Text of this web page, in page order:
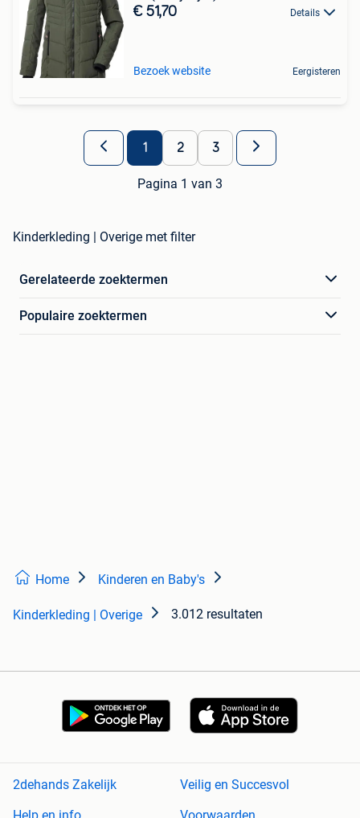
€ 51,70 Details
Bezoek website Eergisteren
1 2 3
Pagina 1 van 3
Kinderkleding | Overige met filter
Gerelateerde zoektermen
Populaire zoektermen
Home Kinderen en Baby's
Kinderkleding | Overige 3.012 resultaten
2dehands Zakelijk
Veilig en Succesvol